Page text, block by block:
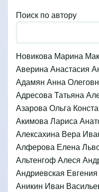
Поиск по автору
Новикова Марина
Аверина Анастасия
Адамян Анна
Адресова Татьяна
Азарова Ольга
Акимова Лариса
Алексахина Вера
Алферова Елена
Альтенгоф Алеся
Андриевская
Аникин Иван